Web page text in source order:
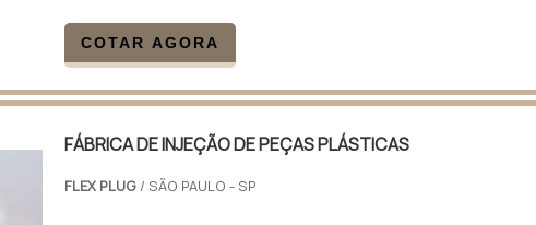
COTAR AGORA
FÁBRICA DE INJEÇÃO DE PEÇAS PLÁSTICAS
FLEX PLUG / SÃO PAULO - SP